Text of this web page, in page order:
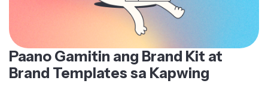
Paano Gamitin ang Brand Kit at
Brand Templates sa Kapwing